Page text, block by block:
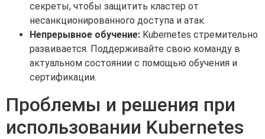
секреты, чтобы защитить кластер от
несанкционированного доступа и атак.
Непрерывное обучение: Kubernetes стремительно
развивается. Поддерживайте свою команду в
актуальном состоянии с помощью обучения и
сертификации.
Проблемы и решения при
использовании Kubernetes